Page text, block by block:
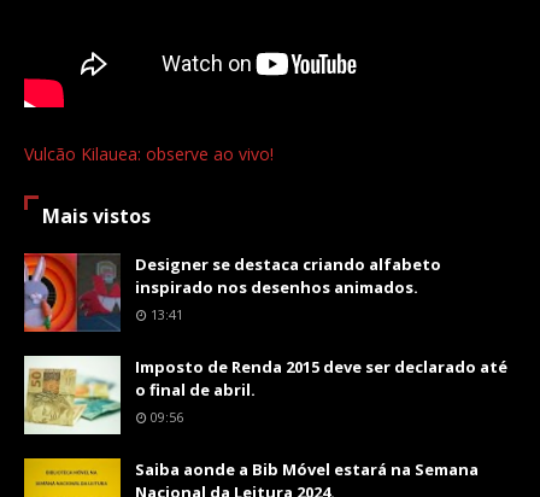
Vulcão Kilauea: observe ao vivo!
Mais vistos
Designer se destaca criando alfabeto
inspirado nos desenhos animados.
13:41
Imposto de Renda 2015 deve ser declarado até
o final de abril.
09:56
Saiba aonde a Bib Móvel estará na Semana
Nacional da Leitura 2024.